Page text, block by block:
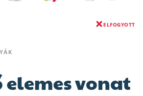
ELFOGYOTT
elemes vonat